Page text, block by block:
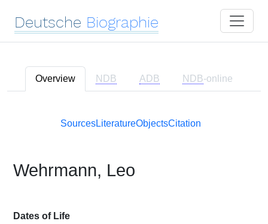
Deutsche Biographie
Overview NDB ADB NDB-online
SourcesLiteratureObjectsCitation
Wehrmann, Leo
Dates of Life